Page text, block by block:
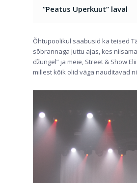
“Peatus Uperkuut” laval
Õhtupoolikul saabusid ka teised
sõbrannaga juttu ajas, kes
džungel” ja meie, Street & Show
millest kõik olid väga nauditavad